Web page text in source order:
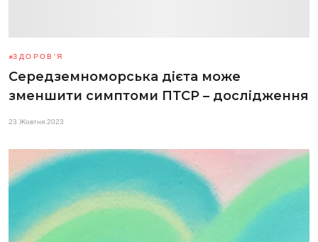
ЗДОРОВ'Я
Середземноморська дієта може
зменшити симптоми ПТСР – дослідження
23 Жовтня 2023